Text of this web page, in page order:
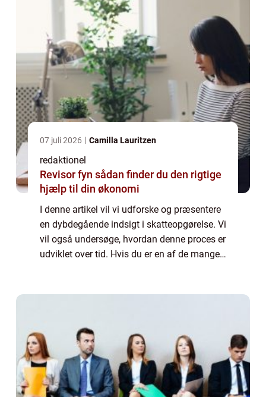
07 juli 2026 Camilla Lauritzen
redaktionel
Revisor fyn sådan finder du den rigtige
hjælp til din økonomi
I denne artikel vil vi udforske og præsentere
en dybdegående indsigt i skatteopgørelse. Vi
vil også undersøge, hvordan denne proces er
udviklet over tid. Hvis du er en af de mange,